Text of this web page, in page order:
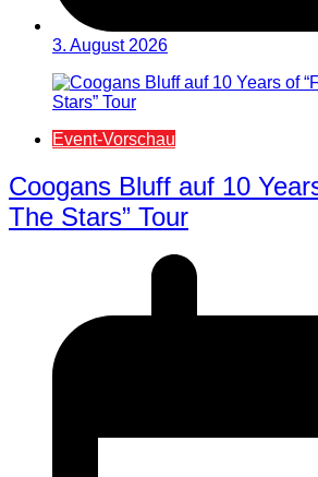
3. August 2026
Event-Vorschau
Coogans Bluff auf 10
The Stars” Tour